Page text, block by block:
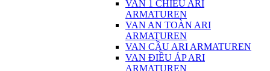
VAN 1 CHIỀU ARI
ARMATUREN
VAN AN TOÀN ARI
ARMATUREN
VAN CẦU ARI ARMATUREN
VAN ĐIỀU ÁP ARI
ARMATUREN